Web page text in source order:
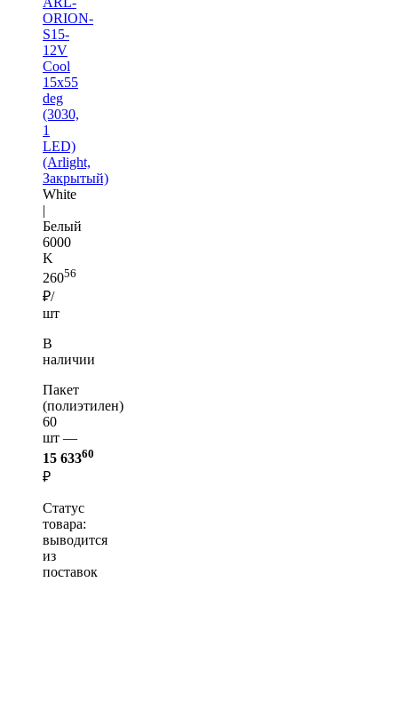
ORION-
S15-
12V
Cool
15x55
deg
(3030,
1
LED)
(Arlight,
Закрытый)
White
|
Белый
6000
K
26056
₽/
шт
В
наличии
Пакет
(полиэтилен)
60
шт —
15 63360
₽
Статус
товара:
выводится
из
поставок